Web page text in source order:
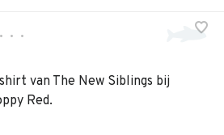
• • •
van The New Siblings bij
Red.